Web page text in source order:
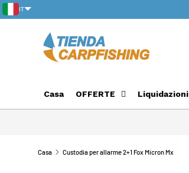
PASSA AI CONTENUTI
Casa OFFERTE Liquidazioni
Casa Custodia per allarme 2+1 Fox Micron Mx
IT